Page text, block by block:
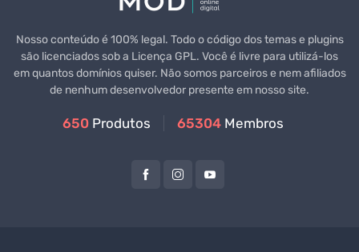
Nosso conteúdo é 100% legal. Todo o código dos temas e plugins
são licenciados sob a Licença GPL. Você é livre para utilizá-los
em quantos domínios quiser. Não somos parceiros e nem afiliados
de nenhum desenvolvedor presente em nosso site.
650 Produtos 65304 Membros